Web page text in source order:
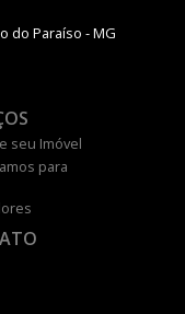
do Paraíso - MG
seu Imóvel
para